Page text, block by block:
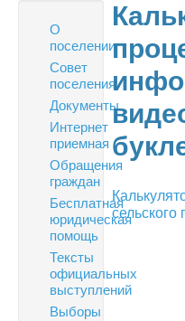
О
поселении
Совет
поселения
Документы
Интернет
приемная
Обращения
граждан
Бесплатная
юридическая
помощь
Тексты
официальных
выступлений
Выборы
сельского